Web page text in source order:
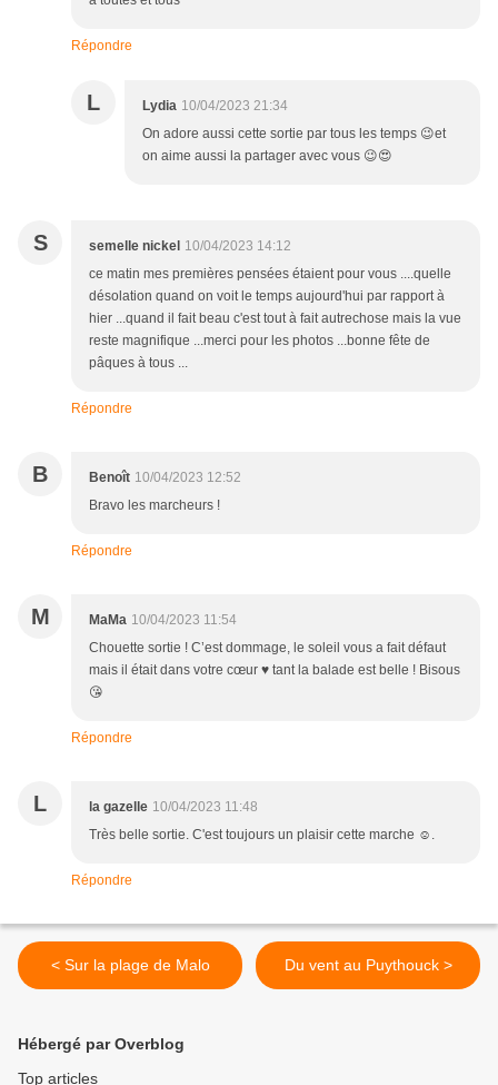
Répondre
L Lydia 10/04/2023 21:34
On adore aussi cette sortie par tous les temps 😉et
on aime aussi la partager avec vous 😉😍
S semelle nickel 10/04/2023 14:12
ce matin mes premières pensées étaient pour vous ....quelle
désolation quand on voit le temps aujourd'hui par rapport à
hier ...quand il fait beau c'est tout à fait autrechose mais la vue
reste magnifique ...merci pour les photos ...bonne fête de
pâques à tous ...
Répondre
B Benoît 10/04/2023 12:52
Bravo les marcheurs !
Répondre
M MaMa 10/04/2023 11:54
Chouette sortie ! C’est dommage, le soleil vous a fait défaut
mais il était dans votre cœur ♥️ tant la balade est belle ! Bisous
😘
Répondre
L la gazelle 10/04/2023 11:48
Très belle sortie. C'est toujours un plaisir cette marche ☺️.
Répondre
< Sur la plage de Malo Du vent au Puythouck >
Hébergé par Overblog
Top articles